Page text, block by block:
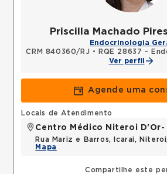
Priscilla Machado
Endocrinologia
CRM 840360/RJ •
RQE 28637 -
Ver perfil
Agende uma
Compartilhe este
Locais de Atendimento
Centro Médico Niteroi D'Or-
Rua Mariz e Barros, Icarai,
Mapa